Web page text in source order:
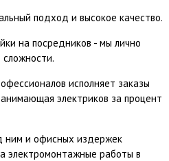
подход и высокое качество.
на посредников - мы лично
исполняет заказы
электриков за процент
ним и офисных издержек
электромонтажные работы в